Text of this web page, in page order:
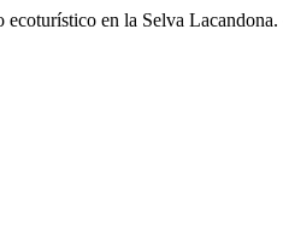
en la Selva Lacandona.